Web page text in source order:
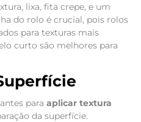
lixa, fita crepe, e um
do rolo é crucial, pois rolos
para texturas mais
curto são melhores para
para aplicar textura
da superfície.